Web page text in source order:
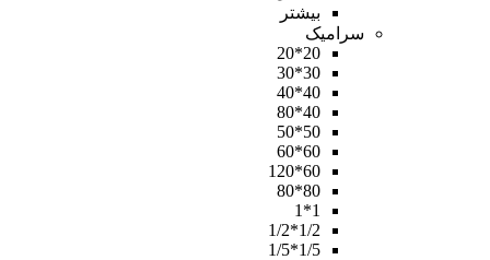
بیشتر
سرامیک
20*20
30*30
40*40
40*80
50*50
60*60
60*120
80*80
1*1
1/2*1/2
1/5*1/5